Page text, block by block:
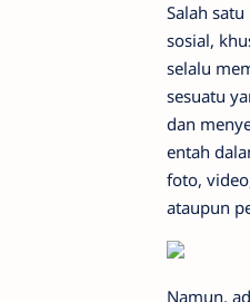
Salah
sosial,
selalu
sesuatu
dan
entah
foto,
ataupun
Namun,